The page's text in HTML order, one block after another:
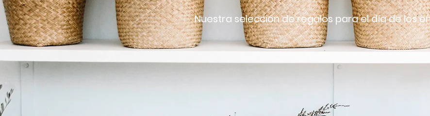
Nuestra selección de regalos para el día de los